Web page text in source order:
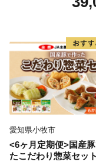
愛知県小牧市
<6ヶ月定期便>国産
たこだわり惣菜セット